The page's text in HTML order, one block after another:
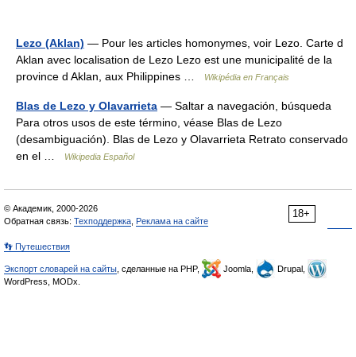
Lezo (Aklan) — Pour les articles homonymes, voir Lezo. Carte d
Aklan avec localisation de Lezo Lezo est une municipalité de la
province d Aklan, aux Philippines …
Wikipédia en Français
Blas de Lezo y Olavarrieta — Saltar a navegación, búsqueda
Para otros usos de este término, véase Blas de Lezo
(desambiguación). Blas de Lezo y Olavarrieta Retrato conservado
en el …
Wikipedia Español
18+
© Академик, 2000-2026
Обратная связь: Техподдержка Реклама на сайте
👣 Путешествия
Экспорт словарей на сайты , сделанные на PHP, Joomla,
Drupal,
WordPress, MODx.